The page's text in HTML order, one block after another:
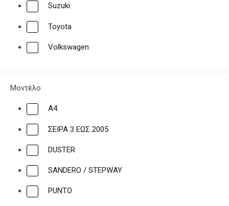
Suzuki
Toyota
Volkswagen
Μοντέλο
A4
ΣΕΙΡΑ 3 ΕΩΣ 2005
DUSTER
SANDERO / STEPWAY
PUNTO